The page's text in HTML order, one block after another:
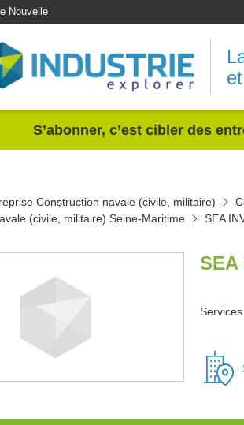
Nouvelle
S’abonner, c’est cibler des
Construction navale (civile, militaire)
(civile, militaire) Seine-Maritime
SEA
SEA